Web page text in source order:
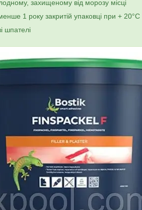
захищеному від морозу місці
1 року закритій упаковці при + 20°C
шпателі